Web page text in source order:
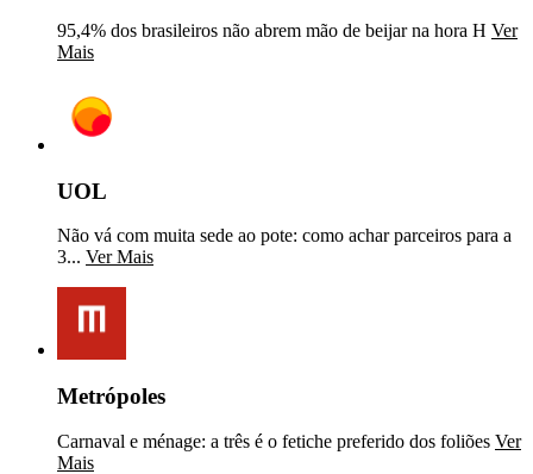
95,4% dos brasileiros não abrem mão de beijar na hora H Ver
Mais
UOL
Não vá com muita sede ao pote: como achar parceiros para a
3... Ver Mais
Metrópoles
Carnaval e ménage: a três é o fetiche preferido dos foliões Ver
Mais